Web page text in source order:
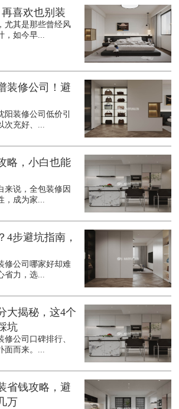
喜欢也别装
尤其是那些曾经风
，如今早...
装修公司！避
装修公司低价引
次充好、...
略，小白也能
来说，全包装修因
，成为家...
4步避坑指南，
修公司哪家好却难
省力，选...
大揭秘，这4个
坑
公司口碑排行、
面而来。...
省钱攻略，避
万